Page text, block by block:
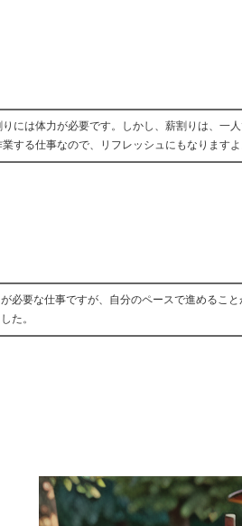
には体力が必要です。しかし、薪割りは、一
する仕事なので、リフレッシュにもなりますよ
必要な仕事ですが、自分のペースで進めるこ
た。